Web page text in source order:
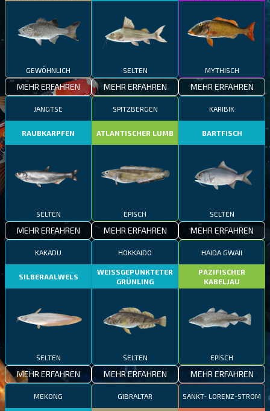
GEWÖHNLICH
MEHR ERFAHREN
SELTEN
MEHR ERFAHREN
MYTHISCH
MEHR ERFAHREN
JANGTSE
RAUBKARPFEN
SELTEN
MEHR ERFAHREN
SPITZBERGEN
ATLANTISCHER LUMB
EPISCH
MEHR ERFAHREN
KARIBIK
BARTFISCH
SELTEN
MEHR ERFAHREN
KAKADU
SILBERAALWELS
SELTEN
MEHR ERFAHREN
HOKKAIDO
WEISSGEPUNKTETER
GRÜNLING
SELTEN
MEHR ERFAHREN
HAIDA GWAII
PAZIFISCHER
KABELJAU
EPISCH
MEHR ERFAHREN
MEKONG GIBRALTAR SANKT- LORENZ-STROM